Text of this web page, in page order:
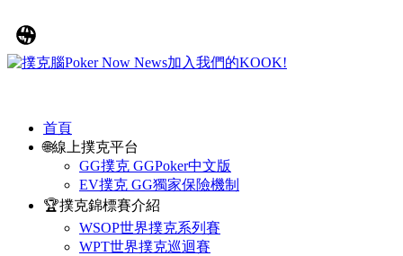
首頁
🌐線上撲克平台
GG撲克 GGPoker中文版
EV撲克 GG獨家保險機制
🏆撲克錦標賽介紹
WSOP世界撲克系列賽
WPT世界撲克巡迴賽